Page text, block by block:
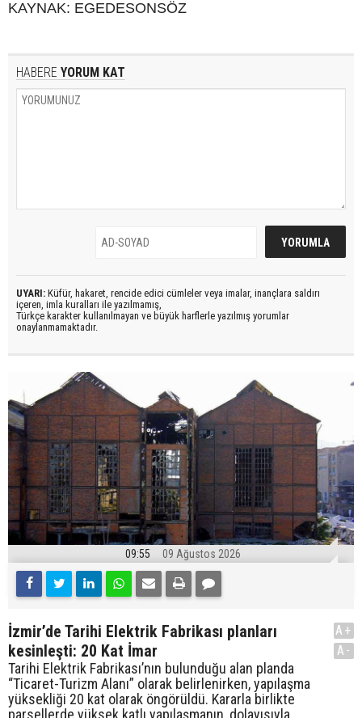
KAYNAK: EGEDESONSÖZ
HABERE YORUM KAT
UYARI: Küfür, hakaret, rencide edici cümleler veya imalar, inançlara saldırı
içeren, imla kuralları ile yazılmamış,
Türkçe karakter kullanılmayan ve büyük harflerle yazılmış yorumlar
onaylanmamaktadır.
09:55 09 Ağustos 2026
İzmir’de Tarihi Elektrik Fabrikası planları
kesinleşti: 20 Kat İmar
Tarihi Elektrik Fabrikası’nın bulunduğu alan planda
“Ticaret-Turizm Alanı” olarak belirlenirken, yapılaşma
yüksekliği 20 kat olarak öngörüldü. Kararla birlikte
parsellerde yüksek katlı yapılaşmanın, dolayısıyla
A+
A-